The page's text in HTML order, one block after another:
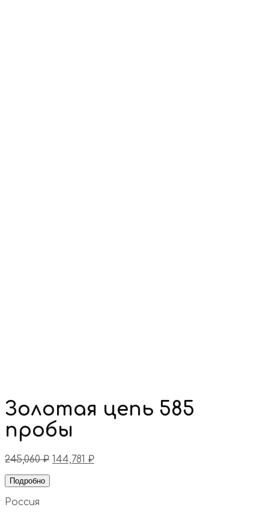
Золотая цепь 585
пробы
245,060₽ 144,781 ₽
Подробно
Россия